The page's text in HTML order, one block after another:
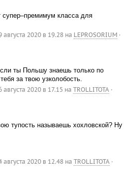
супер–премимум класса для
августа 2020 в 19.28на LEPROSORIUM ·
ты Польшу знаешь только по
за твою узколобость.
августа 2020 в 17.15 на TROLLITOTA ·
тупость называешь хохловской? Ну
августа 2020 в 12.48на TROLLITOTA ·